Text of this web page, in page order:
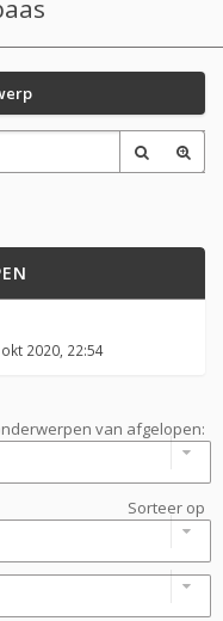
2020, 22:54
van afgelopen:
Sorteer op